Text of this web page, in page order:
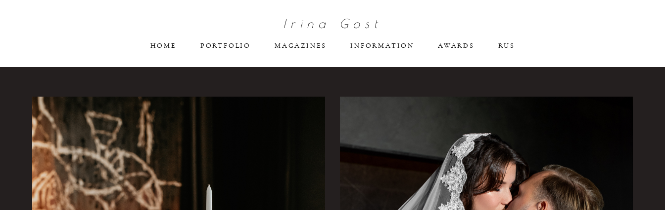
Irina Gost
HOME PORTFOLIO MAGAZINES INFORMATION AWARDS RUS